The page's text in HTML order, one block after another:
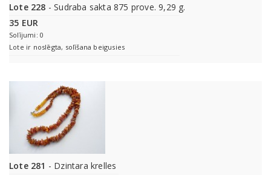
Lote 228 - Sudraba sakta 875 prove. 9,29 g.
35 EUR
Solījumi: 0
Lote ir noslēgta, solīšana beigusies
Lote 281 - Dzintara krelles